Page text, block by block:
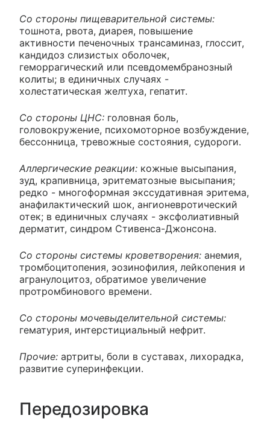
Со стороны пищеварительной системы:
тошнота, рвота, диарея, повышение
активности печеночных трансаминаз, глоссит,
кандидоз слизистых оболочек,
геморрагический или псевдомембранозный
колиты; в единичных случаях -
холестатическая желтуха, гепатит.
Со стороны ЦНС: головная боль,
головокружение, психомоторное возбуждение,
бессонница, тревожные состояния, судороги.
Аллергические реакции: кожные высыпания,
зуд, крапивница, эритематозные высыпания;
редко - многоформная экссудативная эритема,
анафилактический шок, ангионевротический
отек; в единичных случаях - эксфолиативный
дерматит, синдром Стивенса-Джонсона.
Со стороны системы кроветворения: анемия,
тромбоцитопения, эозинофилия, лейкопения и
агранулоцитоз, обратимое увеличение
протромбинового времени.
Со стороны мочевыделительной системы:
гематурия, интерстициальный нефрит.
Прочие: артриты, боли в суставах, лихорадка,
развитие суперинфекции.
Передозировка